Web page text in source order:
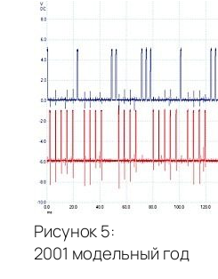
Рисунок 5:
2001 модельный год